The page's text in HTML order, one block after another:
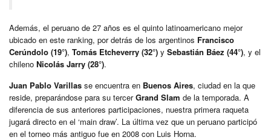
Además, el peruano de 27 años es el quinto latinoamericano mejor
ubicado en este ranking, por detrás de los argentinos Francisco
Cerúndolo (19°), Tomás Etcheverry (32°) y Sebastián Báez (44°), y el
chileno Nicolás Jarry (28°).
Juan Pablo Varillas se encuentra en Buenos Aires, ciudad en la que
reside, preparándose para su tercerGrand Slam de la temporada. A
diferencia de sus anteriores participaciones, nuestra primera raqueta
jugará directo en el ‘main draw’. La última vez que un peruano participó
en el torneo más antiguo fue en 2008 con Luis Horna.